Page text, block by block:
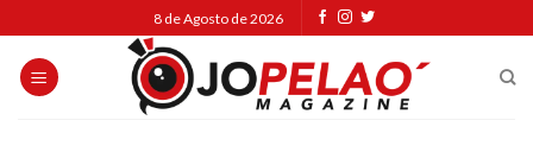
to
content
8 de Agosto de 2026